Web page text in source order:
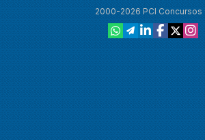
2000-2026 PCI Concursos